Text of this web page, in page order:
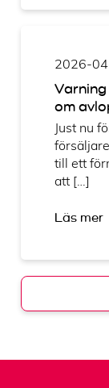
2026-
om
Just nu
till ett
att […]
Läs mer